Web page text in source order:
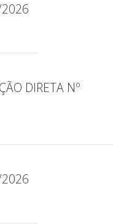
2026
DIRETA Nº
2026